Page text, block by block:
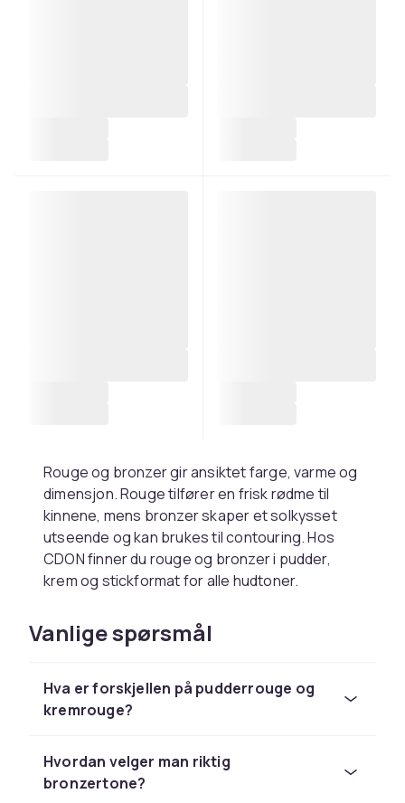
Rouge og bronzer gir ansiktet farge, varme og
dimensjon. Rouge tilfører en frisk rødme til
kinnene, mens bronzer skaper et solkysset
utseende og kan brukes til contouring. Hos
CDON finner du rouge og bronzer i pudder,
krem og stickformat for alle hudtoner.
Rouge for frisk farge og glød
Pudderrouge er klassikeren som gir en naturlig
en duggfrisk finish og er perfekt å påføre med
fingrene. Velg rosatoner for lys hud, fersken
Bronzer for varme og
Vanlige spørsmål
Hva er forskjellen på pudderrouge og
kremrouge?
Hvordan velger man riktig
bronzertone?